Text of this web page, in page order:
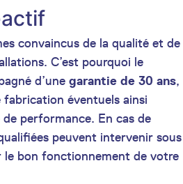
convaincus de la qualité et de
C’est pourquoi le
d’une garantie de 30 ans,
éventuels ainsi
de performance. En cas de
peuvent intervenir sous
le bon fonctionnement de votre